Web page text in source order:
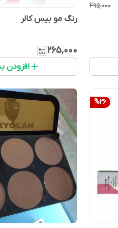
۴۹۵٬۰۰۰
رنگ مو بیس کالر
۲۶۵٬۰۰۰
افزودن
%26